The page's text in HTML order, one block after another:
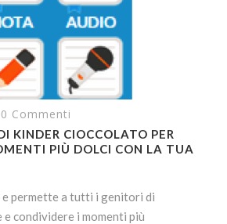
0 Commenti
KINDER CIOCCOLATO PER
PIÙ DOLCI CON LA TUA
e permette a tutti i genitori di
condividere i momenti più